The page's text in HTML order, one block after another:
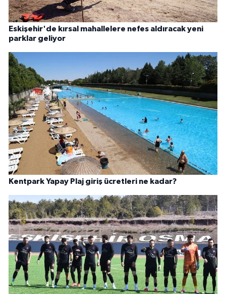
Eskişehir'de kırsal mahallelere nefes aldıracak yeni
parklar geliyor
Kentpark Yapay Plaj giriş ücretleri ne kadar?